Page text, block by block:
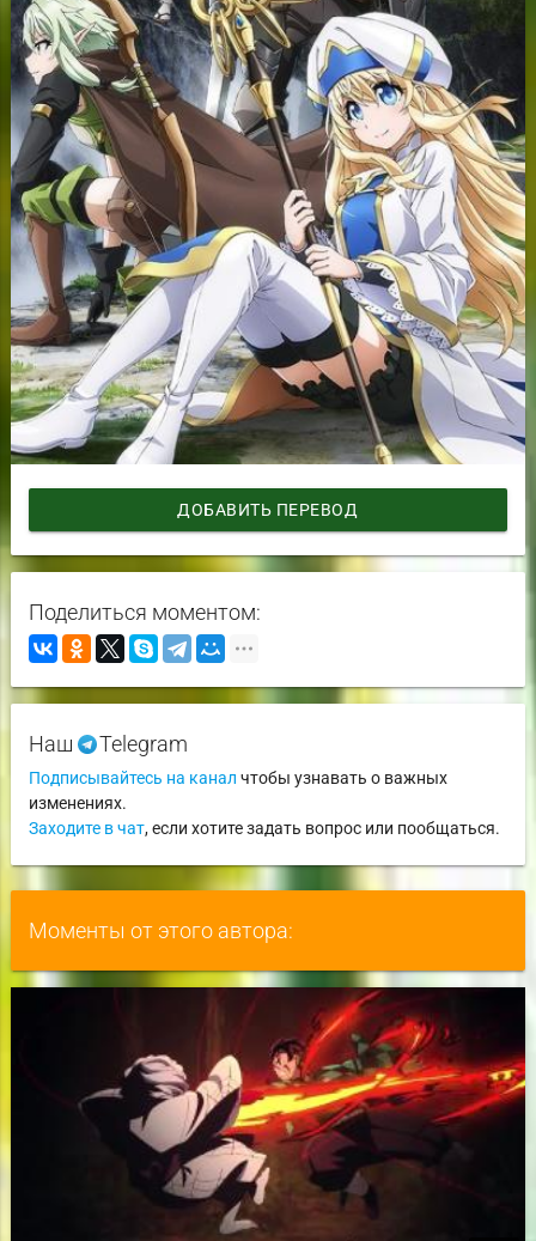
ДОБАВИТЬ ПЕРЕВОД
Поделиться моментом:
Наш Telegram
Подписывайтесь на канал чтобы узнавать о важных
изменениях.
Заходите в чат, если хотите задать вопрос или пообщаться.
Моменты от этого автора: